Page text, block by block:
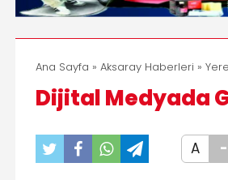
Ana Sayfa » Aksaray Haberleri »
Dijital Medyada
A -